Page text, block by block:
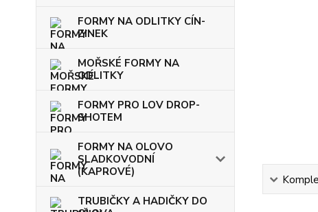
FORMY NA ODLITKY CÍN-
ZINEK
MOŘSKÉ FORMY NA
ODLITKY
FORMY PRO LOV DROP-
SHOTEM
FORMY NA OLOVO
SLADKOVODNÍ
(KAPROVÉ)
TRUBIČKY A HADIČKY DO